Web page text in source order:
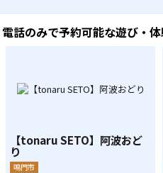
電話のみで予約可能な遊び・
【tonaru SETO】阿波おど
り
鳴門市